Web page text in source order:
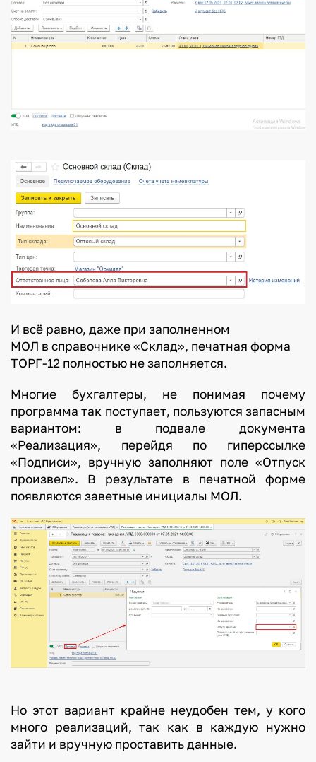
И всё равно, даже при заполненном
МОЛ в справочнике «Склад», печатная форма
ТОРГ-12 полностью не заполняется.
Многие бухгалтеры, не понимая почему
программа так поступает, пользуются запасным
вариантом: в подвале документа
«Реализация», перейдя по гиперссылке
«Подписи», вручную заполняют поле «Отпуск
произвел». В результате в печатной форме
появляются заветные инициалы МОЛ.
Но этот вариант крайне неудобен тем, у кого
много реализаций, так как в каждую нужно
зайти и вручную проставить данные.